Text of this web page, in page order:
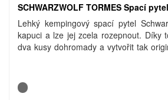
SCHWARZWOLF TORMES Spací
Lehký kempingový spací pytel
kapuci a lze jej zcela rozepnout. Díky
dva kusy dohromady a vytvořit tak
kompresním obalu. Hmotnost: 1
polyester (vnější 190T polyester,